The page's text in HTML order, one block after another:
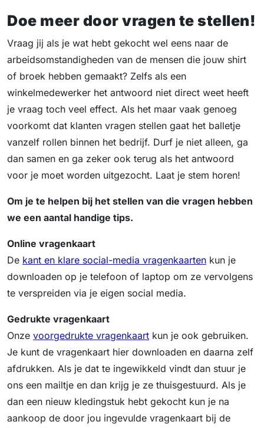
Doe meer door vragen te stellen!
Vraag jij als je wat hebt gekocht wel eens naar de
arbeidsomstandigheden van de mensen die jouw shirt
of broek hebben gemaakt? Zelfs als een
winkelmedewerker het antwoord niet direct weet heeft
je vraag toch veel effect. Als het maar vaak genoeg
voorkomt dat klanten vragen stellen gaat het balletje
vanzelf rollen binnen het bedrijf. Durf je niet alleen, ga
dan samen en ga zeker ook terug als het antwoord
voor je moet worden uitgezocht. Laat je stem horen!
Om je te helpen bij het stellen van die vragen hebben
we een aantal handige tips.
Online vragenkaart
De kant en klare social-media vragenkaarten kun je
downloaden op je telefoon of laptop om ze vervolgens
te verspreiden via je eigen social media.
Gedrukte vragenkaart
Onze voorgedrukte vragenkaart kun je ook gebruiken.
Je kunt de vragenkaart hier downloaden en daarna zelf
afdrukken. Als je dat te ingewikkeld vindt dan stuur je
ons een mailtje en dan krijg je ze thuisgestuurd. Als je
dan een nieuw kledingstuk hebt gekocht kun je na
aankoop de door jou ingevulde vragenkaart bij de